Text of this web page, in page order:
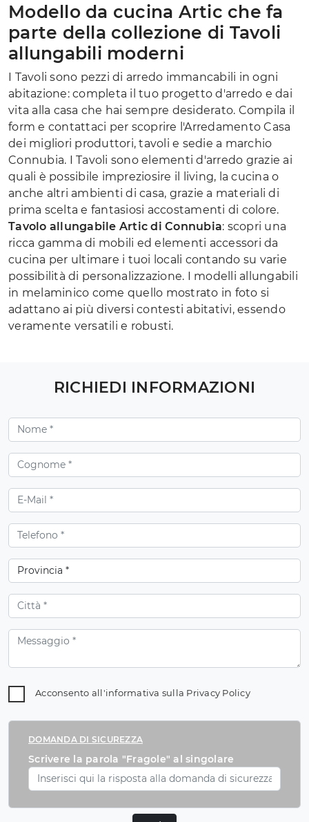
Modello da cucina Artic che fa
parte della collezione di Tavoli
allungabili moderni
I Tavoli sono pezzi di arredo immancabili in ogni
abitazione: completa il tuo progetto d'arredo e dai
vita alla casa che hai sempre desiderato. Compila il
form e contattaci per scoprire l'Arredamento Casa
dei migliori produttori, tavoli e sedie a marchio
Connubia. I Tavoli sono elementi d'arredo grazie ai
quali è possibile impreziosire il living, la cucina o
anche altri ambienti di casa, grazie a materiali di
prima scelta e fantasiosi accostamenti di colore.
Tavolo allungabile Artic di Connubia: scopri una
ricca gamma di mobili ed elementi accessori da
cucina per ultimare i tuoi locali contando su varie
possibilità di personalizzazione. I modelli allungabili
in melaminico come quello mostrato in foto si
adattano ai più diversi contesti abitativi, essendo
veramente versatili e robusti.
RICHIEDI INFORMAZIONI
Acconsento all'informativa sulla Privacy Policy
DOMANDA DI SICUREZZA
Scrivere la parola "Fragole" al singolare